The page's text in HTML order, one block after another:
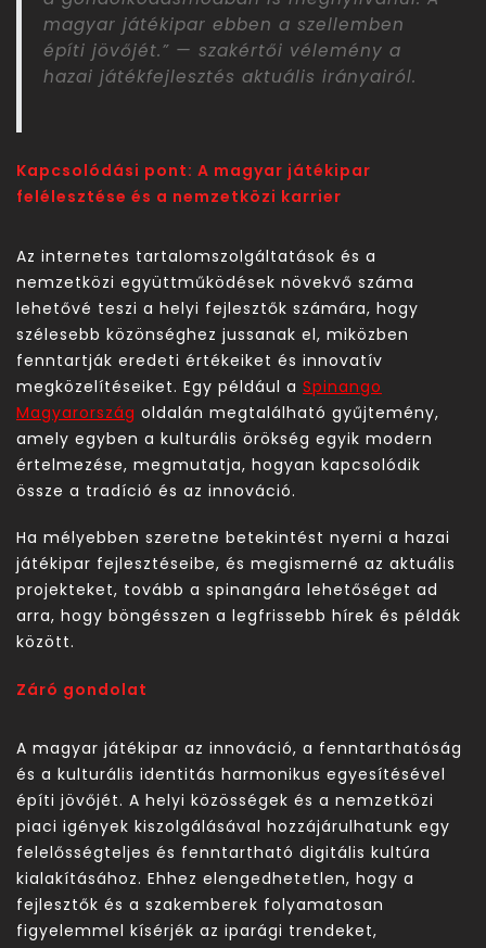
magyar játékipar ebben a szellemben
építi jövőjét.” — szakértői vélemény a
hazai játékfejlesztés aktuális irányairól.
Kapcsolódási pont: A magyar játékipar
felélesztése és a nemzetközi karrier
Az internetes tartalomszolgáltatások és a
nemzetközi együttműködések növekvő száma
lehetővé teszi a helyi fejlesztők számára, hogy
szélesebb közönséghez jussanak el, miközben
fenntartják eredeti értékeiket és innovatív
megközelítéseiket. Egy például a Spinango
Magyarország oldalán megtalálható gyűjtemény,
amely egyben a kulturális örökség egyik modern
értelmezése, megmutatja, hogyan kapcsolódik
össze a tradíció és az innováció.
Ha mélyebben szeretne betekintést nyerni a hazai
játékipar fejlesztéseibe, és megismerné az aktuális
projekteket, tovább a spinangára lehetőséget ad
arra, hogy böngésszen a legfrissebb hírek és példák
között.
Záró gondolat
A magyar játékipar az innováció, a fenntarthatóság
és a kulturális identitás harmonikus egyesítésével
építi jövőjét. A helyi közösségek és a nemzetközi
piaci igények kiszolgálásával hozzájárulhatunk egy
felelősségteljes és fenntartható digitális kultúra
kialakításához. Ehhez elengedhetetlen, hogy a
fejlesztők és a szakemberek folyamatosan
figyelemmel kísérjék az iparági trendeket,